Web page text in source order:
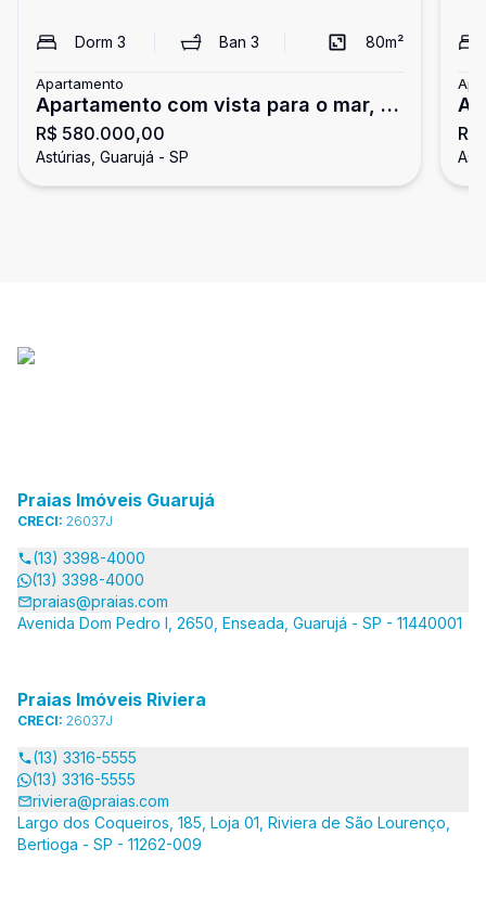
Dorm 3 Ban3 80m²
Apartamento
Apartamento com vista para o mar, 3
dormitórios, Astúrias, Guarujá
R$ 580.000,00
Astúrias, Guarujá - SP
Praias Imóveis Guarujá
CRECI: 26037J
(13) 3398-4000
(13) 3398-4000
praias@praias.com
Avenida Dom Pedro I, 2650, Enseada, Guarujá - SP - 11440001
Praias Imóveis Riviera
CRECI: 26037J
(13) 3316-5555
(13) 3316-5555
riviera@praias.com
Largo dos Coqueiros, 185, Loja 01, Riviera de São Lourenço,
Bertioga - SP - 11262-009